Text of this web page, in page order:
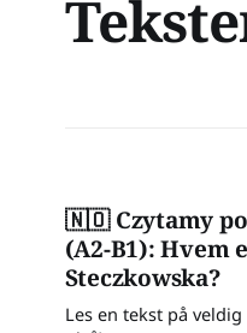
🇳🇴 Czytamy
(A2-B1): Hvem
Steczkowska?
Les en tekst på